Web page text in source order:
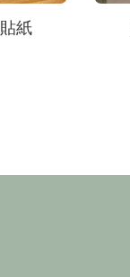
紙